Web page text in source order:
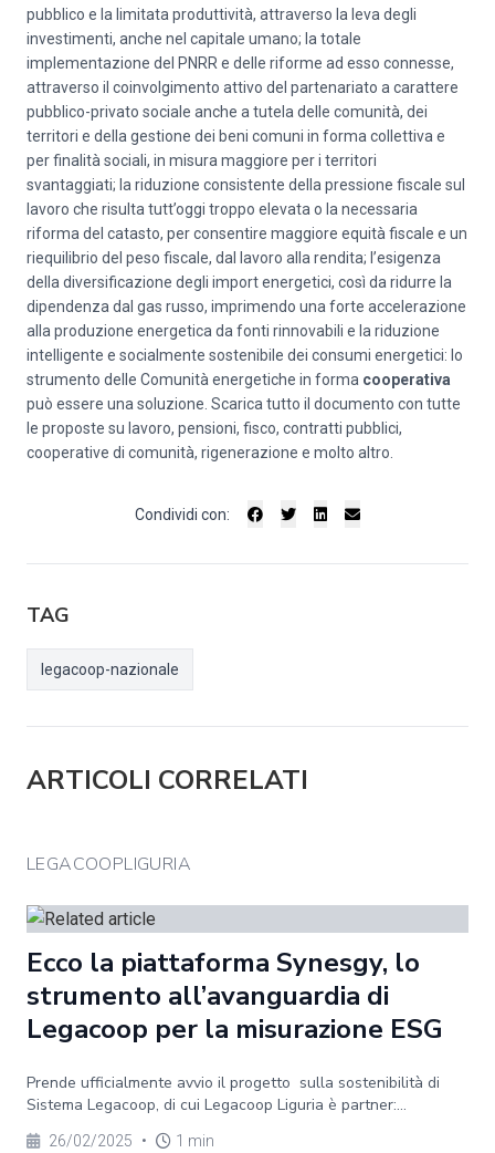
pubblico e la limitata produttività, attraverso la leva degli
investimenti, anche nel capitale umano; la totale
implementazione del PNRR e delle riforme ad esso connesse,
attraverso il coinvolgimento attivo del partenariato a carattere
pubblico-privato sociale anche a tutela delle comunità, dei
territori e della gestione dei beni comuni in forma collettiva e
per finalità sociali, in misura maggiore per i territori
svantaggiati; la riduzione consistente della pressione fiscale sul
lavoro che risulta tutt’oggi troppo elevata o la necessaria
riforma del catasto, per consentire maggiore equità fiscale e un
riequilibrio del peso fiscale, dal lavoro alla rendita; l’esigenza
della diversificazione degli import energetici, così da ridurre la
dipendenza dal gas russo, imprimendo una forte accelerazione
alla produzione energetica da fonti rinnovabili e la riduzione
intelligente e socialmente sostenibile dei consumi energetici: lo
strumento delle Comunità energetiche in forma cooperativa
può essere una soluzione. Scarica tutto il documento con tutte
le proposte su lavoro, pensioni, fisco, contratti pubblici,
cooperative di comunità, rigenerazione e molto altro.
Condividi con:
TAG
legacoop-nazionale
ARTICOLI CORRELATI
LEGACOOPLIGURIA
Ecco la piattaforma Synesgy, lo
strumento all’avanguardia di
Legacoop per la misurazione ESG
Prende ufficialmente avvio il progetto sulla sostenibilità di
Sistema Legacoop, di cui Legacoop Liguria è partner:...
26/02/2025 • 1 min